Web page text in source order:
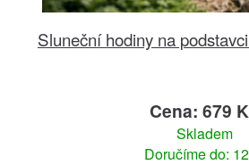
Sluneční hodiny na
Cena: 679
Skladem
Doručíme do: